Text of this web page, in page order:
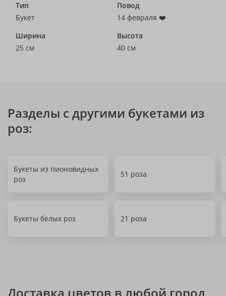
Тип
Букет
Повод
14 февраля ❤️
Ширина
25 см
Высота
40 см
Разделы с другими букетами из
роз:
Букеты из пионовидных
роз
51 роза
Букеты белых роз 21 роза